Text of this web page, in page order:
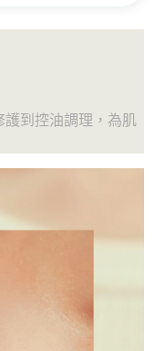
到控油調理，為肌